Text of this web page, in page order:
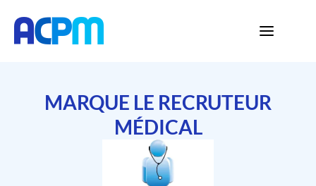
MARQUE LE RECRUTEUR
MÉDICAL